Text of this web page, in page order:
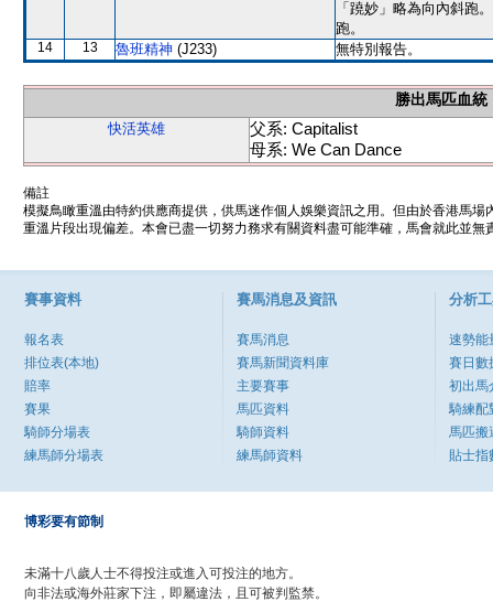
「蹺妙」略為向內斜跑
跑。
14 13 魯班精神 (J233) 無特別報告。
勝出馬匹血統
快活英雄
父系: Capitalist
母系: We Can Dance
備註
模擬鳥瞰重溫由特約供應商提供，供馬迷作個人娛樂資訊之用。但由於香港馬
重溫片段出現偏差。本會已盡一切努力務求有關資料盡可能準確，馬會就此並
賽事資料
報名表
排位表(本地)
賠率
賽果
騎師分場表
練馬師分場表
賽馬消息及資訊
賽馬消息
賽馬新聞資料庫
主要賽事
馬匹資料
騎師資料
練馬師資料
分析
速勢能
賽日數
初出馬
騎練配
馬匹搬
貼士指
博彩要有節制
未滿十八歲人士不得投注或進入可投注的地方。
向非法或海外莊家下注，即屬違法，且可被判監禁。